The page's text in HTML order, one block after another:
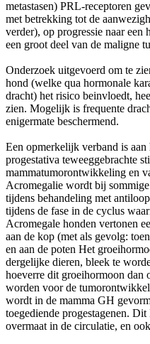
metastasen) PRL-receptoren
met betrekking tot de
verder), op progressie naar
een groot deel van de maligne
Onderzoek uitgevoerd om te
hond (welke qua hormonale
dracht) het risico beinvloedt,
zien. Mogelijk is frequente
enigermate beschermend.
Een opmerkelijk verband is
progestativa teweeggebrachte
mammatumorontwikkeling en
Acromegalie wordt bij
tijdens behandeling met
tijdens de fase in de cyclus
Acromegale honden vertonen
aan de kop (met als gevolg:
en aan de poten Het
dergelijke dieren, bleek te
hoeverre dit groeihormoon dan
worden voor de
wordt in de mamma GH
toegediende progestagenen.
overmaat in de circulatie, en